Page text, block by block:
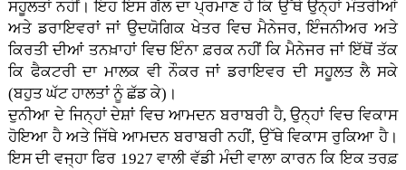
ਸਹੂਲਤਾਂ ਨਹੀਂ। ਇਹ ਇਸ ਗੱਲ ਦਾ ਪ੍ਰਮਾਣ ਹੈ ਕਿ ਉੱਥੇ ਉਨ੍ਹਾਂ ਮੰਤਰੀਆਂ
ਅਤੇ ਡਰਾਇਵਰਾਂ ਜਾਂ ਉਦਯੋਗਿਕ ਖੇਤਰ ਵਿਚ ਮੈਨੇਜਰ, ਇੰਜਨੀਅਰ ਅਤੇ
ਕਿਰਤੀ ਦੀਆਂ ਤਨਖ਼ਾਹਾਂ ਵਿਚ ਇੰਨਾ ਫ਼ਰਕ ਨਹੀਂ ਕਿ ਮੈਨੇਜਰ ਜਾਂ ਇੱਥੋਂ ਤੱਕ
ਕਿ ਫੈਕਟਰੀ ਦਾ ਮਾਲਕ ਵੀ ਨੌਕਰ ਜਾਂ ਡਰਾਇਵਰ ਦੀ ਸਹੂਲਤ ਲੈ ਸਕੇ
(ਬਹੁਤ ਘੱਟ ਹਾਲਤਾਂ ਨੂੰ ਛੱਡ ਕੇ)।
ਦੁਨੀਆ ਦੇ ਜਿਨ੍ਹਾਂ ਦੇਸ਼ਾਂ ਵਿਚ ਆਮਦਨ ਬਰਾਬਰੀ ਹੈ, ਉਨ੍ਹਾਂ ਵਿਚ ਵਿਕਾਸ
ਹੋਇਆ ਹੈ ਅਤੇ ਜਿੱਥੇ ਆਮਦਨ ਬਰਾਬਰੀ ਨਹੀਂ, ਉੱਥੇ ਵਿਕਾਸ ਰੁਕਿਆ ਹੈ।
ਇਸ ਦੀ ਵਜ੍ਹਾ ਫਿਰ 1927 ਵਾਲੀ ਵੱਡੀ ਮੰਦੀ ਵਾਲਾ ਕਾਰਨ ਕਿ ਇਕ ਤਰਫ਼